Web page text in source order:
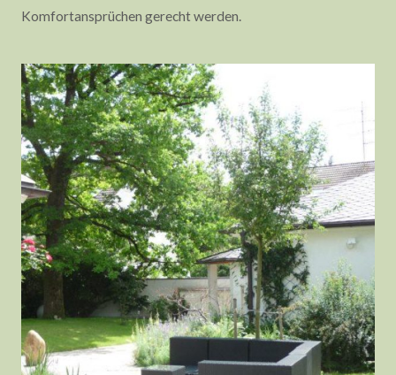
Komfortansprüchen gerecht werden.